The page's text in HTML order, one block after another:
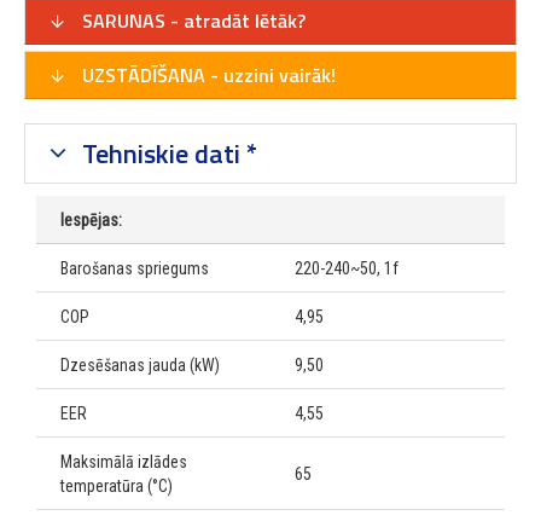
SARUNAS - atradāt lētāk?
UZSTĀDĪŠANA - uzzini vairāk!
Tehniskie dati *
Iespējas:
Barošanas spriegums 220-240~50, 1f
COP 4,95
Dzesēšanas jauda (kW) 9,50
EER 4,55
Maksimālā izlādes
temperatūra (°C)
65